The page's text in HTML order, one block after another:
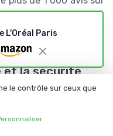
utilisateurs donnent
Elseve, citant leur
abîmés.
et la sécurité
le Dr. Jean-Michel
soutiennent que les
L'Oréal Paris
le contrôle sur ceux que